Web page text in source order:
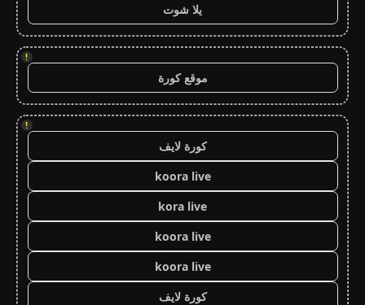
يلا شوت
!
موقع كورة
!
كورة لايف
koora live
kora live
koora live
koora live
كورة لايف